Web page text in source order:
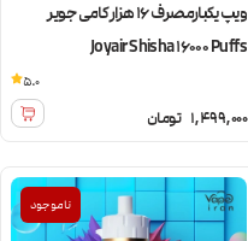
ویپ یکبارمصرف 16 هزار کامی جویر
Joyair Shisha 16000 Puffs
1,499,000 تومان
5.0
ناموجود